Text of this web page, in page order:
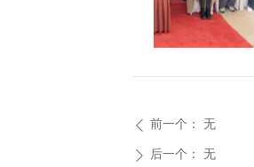
ꄴ 前一个： 无
ꄲ 后一个： 无